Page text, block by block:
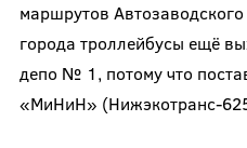
маршрутов
города троллейбусы ещё
депо № 1, потому что
«МиНиН» (Нижэкотранс-